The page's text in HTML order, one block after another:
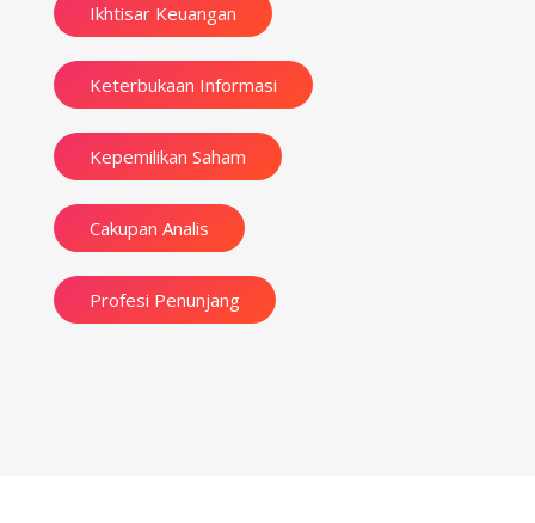
Ikhtisar Keuangan
Keterbukaan Informasi
Kepemilikan Saham
Cakupan Analis
Profesi Penunjang